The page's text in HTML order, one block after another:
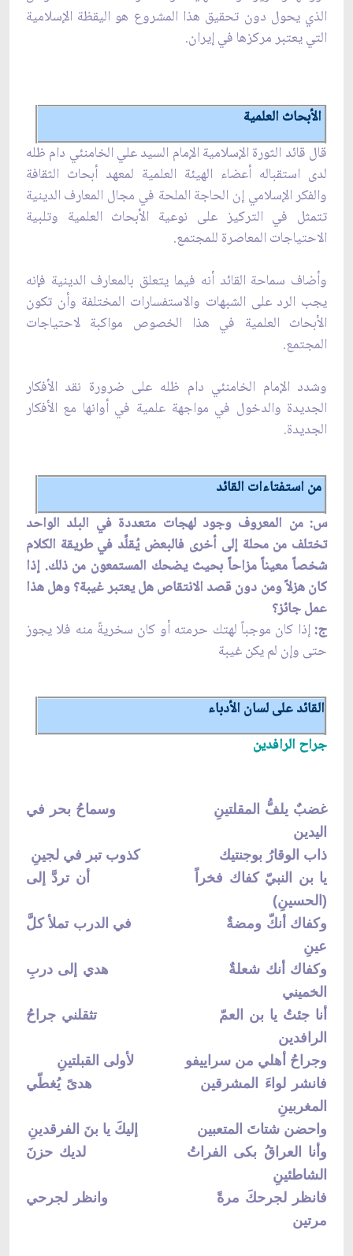
الذي يحول دون تحقيق هذا المشروع هو اليقظة الإسلامية
التي يعتبر مركزها في إيران.
الأبحاث العلمية
قال قائد الثورة الإسلامية الإمام السيد علي الخامنئي دام ظله
لدى استقباله أعضاء الهيئة العلمية لمعهد أبحاث الثقافة
والفكر الإسلامي إن الحاجة الملحة في مجال المعارف الدينية
تتمثل في التركيز على نوعية الأبحاث العلمية وتلبية
الاحتياجات المعاصرة للمجتمع.
وأضاف سماحة القائد أنه فيما يتعلق بالمعارف الدينية فإنه
يجب الرد على الشبهات والاستفسارات المختلفة وأن تكون
الأبحاث العلمية في هذا الخصوص مواكبة لاحتياجات
المجتمع.
وشدد الإمام الخامنئي دام ظله على ضرورة نقد الأفكار
الجديدة والدخول في مواجهة علمية في أوانها مع الأفكار
الجديدة.
من استفتاءات القائد
س: من المعروف وجود لهجات متعددة في البلد الواحد
تختلف من محلة إلى أخرى فالبعض يُقلِّد في طريقة الكلام
شخصاً معيناً مزاحاً بحيث يضحك المستمعون من ذلك. إذا
كان هزلاً ومن دون قصد الانتقاص هل يعتبر غيبة؟ وهل هذا
عمل جائز؟
ج:إذا كان موجباً لهتك حرمته أو كان سخريةً منه فلا يجوز
حتى وإن لم يكن غيبة
القائد على لسان الأدباء
جراح الرافدين‏
غضبٌ يلفُّ المقلتينِ وسماحُ بحر في
اليدين‏
ذاب الوقارُ بوجنتيك‏ كذوب تبر في لجينِ‏
يا بن النبيّ كفاك فخراً أن تردَّ إلى
(الحسينِ)
وكفاك أنكّ ومضةٌ في الدرب تملأ كلَّ
عينِ‏
وكفاك أنك شعلةٌ هدي إلى دربِ
الخميني‏
أنا جئتُ يا بن العمّ‏ تثقلني جراحُ
الرافدين
وجراحُ أهلي من سراييفو لأولى القبلتينِ‏
فانشر لواءَ المشرقين هدىً يُغطّي
المغربينِ
واحضن شتاتَ المتعبين‏ إليكَ يا بنَ الفرقدينِ
وأنا العراقُ بكى الفراتُ‏ لديك حزنَ
الشاطئينِ
فانظر لجرحكَ مرةً وانظر لجرحي
مرتين